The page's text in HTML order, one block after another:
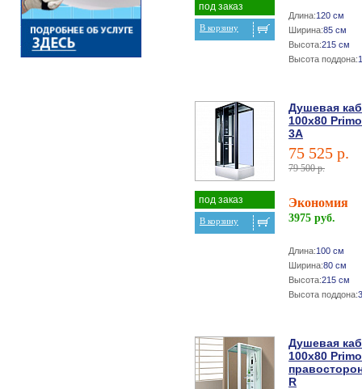
под заказ
В корзину
Длина:120 см
Ширина:85 см
Высота:215 см
Высота поддона:
под заказ
В корзину
Душевая
100х80
3A
75 525 р.
79 500 р.
Экономия
3975 руб.
Длина:100 см
Ширина:80 см
Высота:215 см
Высота поддона:
Душевая
100х80
R